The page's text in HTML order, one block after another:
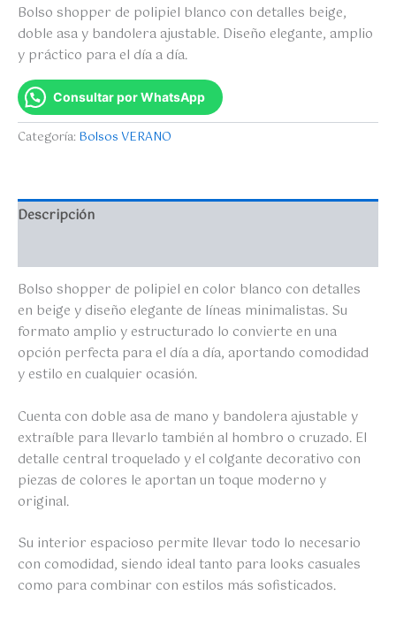
Bolso shopper de polipiel blanco con detalles beige,
doble asa y bandolera ajustable. Diseño elegante, amplio
y práctico para el día a día.
Consultar por WhatsApp
Categoría: Bolsos VERANO
Descripción
Bolso shopper de polipiel en color blanco con detalles
en beige y diseño elegante de líneas minimalistas. Su
formato amplio y estructurado lo convierte en una
opción perfecta para el día a día, aportando comodidad
y estilo en cualquier ocasión.
Cuenta con doble asa de mano y bandolera ajustable y
extraíble para llevarlo también al hombro o cruzado. El
detalle central troquelado y el colgante decorativo con
piezas de colores le aportan un toque moderno y
original.
Su interior espacioso permite llevar todo lo necesario
con comodidad, siendo ideal tanto para looks casuales
como para combinar con estilos más sofisticados.